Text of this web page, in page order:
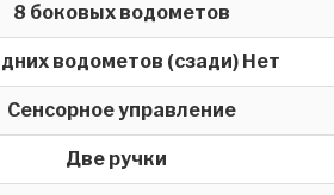
8 боковых водометов
водометов (сзади) Нет
Сенсорное управление
Две ручки